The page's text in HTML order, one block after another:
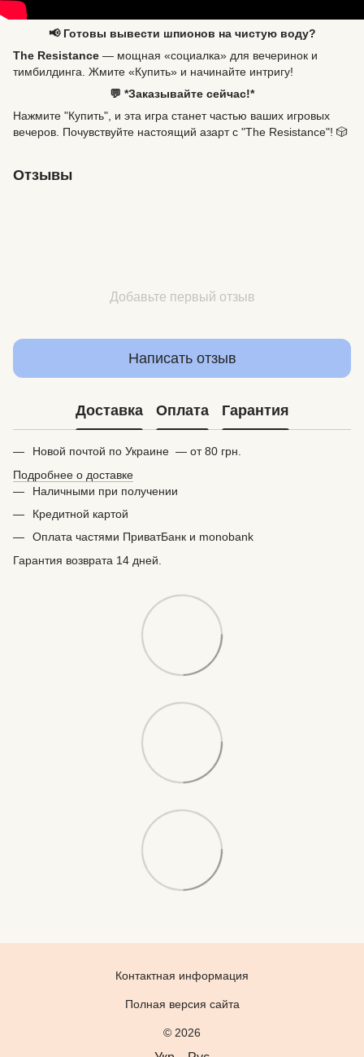
📢 Готовы вывести шпионов на чистую воду?
The Resistance — мощная «социалка» для вечеринок и
тимбилдинга. Жмите «Купить» и начинайте интригу!
💬 *Заказывайте сейчас!*
Нажмите "Купить", и эта игра станет частью ваших игровых
вечеров. Почувствуйте настоящий азарт с "The Resistance"! 🎲
Отзывы
Добавьте первый отзыв
Написать отзыв
Доставка Оплата Гарантия
Новой почтой по Украине — от 80 грн.
Подробнее о доставке
Наличными при получении
Кредитной картой
Оплата частями ПриватБанк и monobank
Гарантия возврата 14 дней.
Контактная информация
Полная версия сайта
© 2026